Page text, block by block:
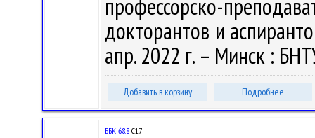
профессорско-
докторантов и
апр. 2022 г. – Минск :
Добавить в корзину Подробнее
ББК 68.8 С17